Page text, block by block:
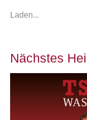
Laden...
Nächstes